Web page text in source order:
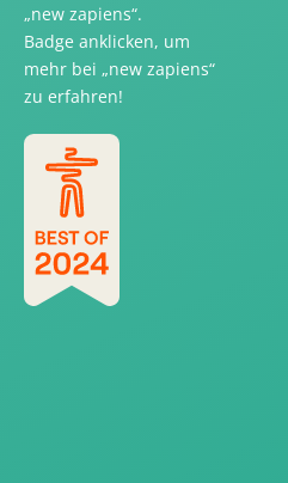
„new zapiens“.
Badge anklicken, um
mehr bei „new zapiens“
zu erfahren!